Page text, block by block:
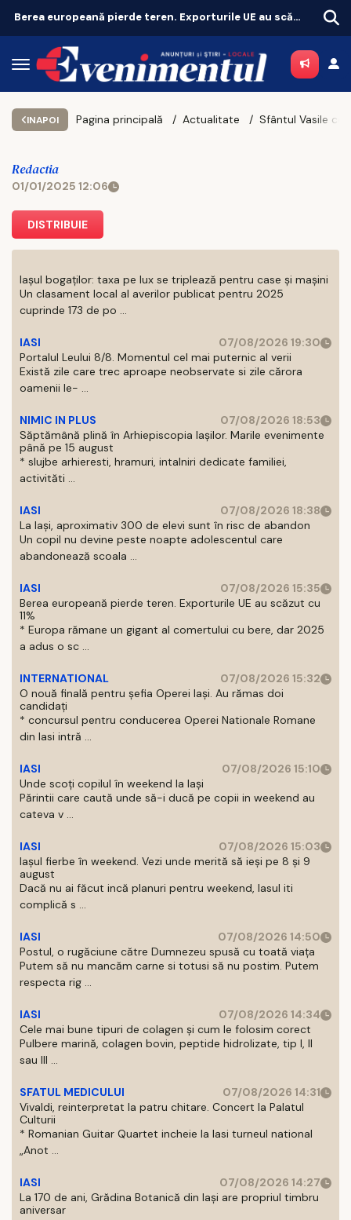
Berea europeană pierde teren. Exporturile UE au scăzut cu 11%
INAPOI Pagina principală Actualitate
Redactia
01/01/2025 12:06
DISTRIBUIE
Iașul bogaților: taxa pe lux se triplează pentru case și mașini
Un clasament local al averilor publicat pentru 2025
cuprinde 173 de po ...
IASI
07/08/2026 19:30
Portalul Leului 8/8. Momentul cel mai puternic al verii
Există zile care trec aproape neobservate si zile cărora
oamenii le- ...
NIMIC IN PLUS
07/08/2026 18:53
Săptămână plină în Arhiepiscopia Iașilor. Marile evenimente
până pe 15 august
* slujbe arhieresti, hramuri, intalniri dedicate familiei,
activităti ...
IASI
07/08/2026 18:38
La Iași, aproximativ 300 de elevi sunt în risc de abandon
Un copil nu devine peste noapte adolescentul care
abandonează scoala ...
IASI
07/08/2026 15:35
Berea europeană pierde teren. Exporturile UE au scăzut cu
11%
* Europa rămane un gigant al comertului cu bere, dar 2025
a adus o sc ...
INTERNATIONAL
07/08/2026 15:32
O nouă finală pentru șefia Operei Iași. Au rămas doi
candidați
* concursul pentru conducerea Operei Nationale Romane
din Iasi intră ...
IASI
07/08/2026 15:10
Unde scoți copilul în weekend la Iași
Părintii care caută unde să-i ducă pe copii in weekend au
cateva v ...
IASI
07/08/2026 15:03
Iașul fierbe în weekend. Vezi unde merită să ieși pe 8 și 9
august
Dacă nu ai făcut incă planuri pentru weekend, Iasul iti
complică s ...
IASI
07/08/2026 14:50
Postul, o rugăciune către Dumnezeu spusă cu toată viața
Putem să nu mancăm carne si totusi să nu postim. Putem
respecta rig ...
IASI
07/08/2026 14:34
Cele mai bune tipuri de colagen și cum le folosim corect
Pulbere marină, colagen bovin, peptide hidrolizate, tip I, II
sau III ...
SFATUL MEDICULUI
07/08/2026 14:31
Vivaldi, reinterpretat la patru chitare. Concert la Palatul
Culturii
* Romanian Guitar Quartet incheie la Iasi turneul national
„Anot ...
IASI
07/08/2026 14:27
La 170 de ani, Grădina Botanică din Iași are propriul timbru
aniversar